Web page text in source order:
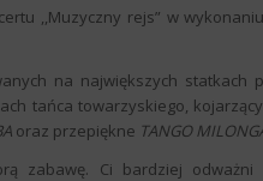
,,Muzyczny rejs” w wykonaniu
na największych statkach
tańca towarzyskiego,
oraz przepiękne TANGO
zabawę. Ci bardziej odważni